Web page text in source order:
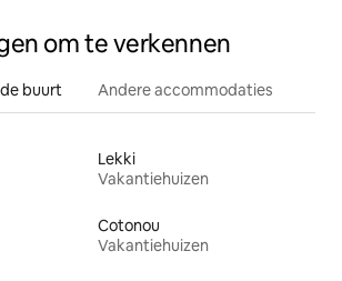
om te verkennen
buurt Andere accommodaties
Lekki
Vakantiehuizen
Cotonou
Vakantiehuizen